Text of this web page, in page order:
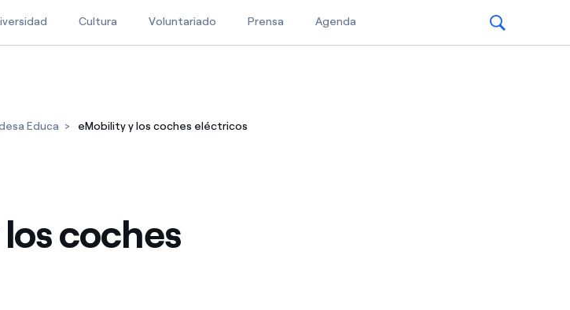
Cultura Voluntariado Prensa Agenda
Educa eMobility y los coches eléctricos
coches